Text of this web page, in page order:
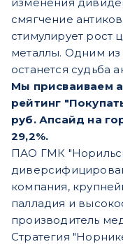
смягчение
стимулирует
металлы. Одним
останется судьба
Мы присваиваем
рейтинг
руб. Апсайд на
29,2%.
ПАО ГМК
компания,
палладия и
производитель
Стратегия